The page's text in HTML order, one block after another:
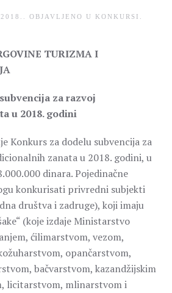
. OBJAVLJENO U KONKURSI
TURIZMA I
za razvoj
u 2018. godini
Konkurs za dodelu subvencija za
zanata u 2018. godini, u
dinara. Pojedinačne
konkurisati privredni subjekti
društva i zadruge), koji imaju
(koje izdaje Ministarstvo
ćilimarstvom, vezom,
opančarstvom,
bačvarstvom, kazandžijskim
licitarstvom, mlinarstvom i